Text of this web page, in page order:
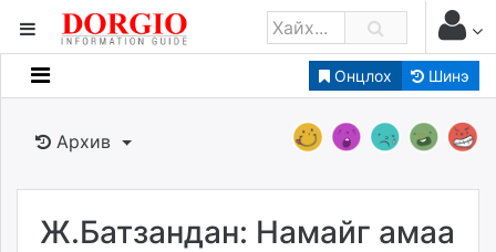
Онцлох Шинэ
Мэдээллийн
Банк санхүү
Бизнес ААН
Төрийн
Архив
Ж.Батзандан: Намайг амаа